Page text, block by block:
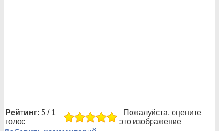
Рейтинг: 5 / 1
голос
Пожалуйста, оцените
это изображение